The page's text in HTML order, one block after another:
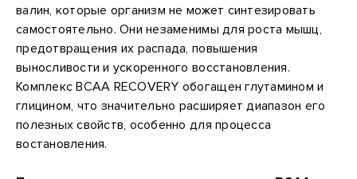
валин, которые организм не может синтезировать
самостоятельно. Они незаменимы для роста мышц,
предотвращения их распада, повышения
выносливости и ускоренного восстановления.
Комплекс BCAA RECOVERY обогащен глутамином и
глицином, что значительно расширяет диапазон его
полезных свойств, особенно для процесса
востановления.